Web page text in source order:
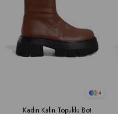
4
Kadın Kalın Topuklu Bot